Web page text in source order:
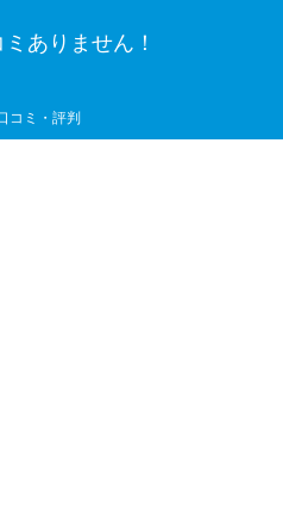
ありません！
コミ・評判